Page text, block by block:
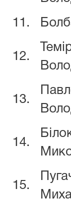
11.
12.
13.
14.
15.